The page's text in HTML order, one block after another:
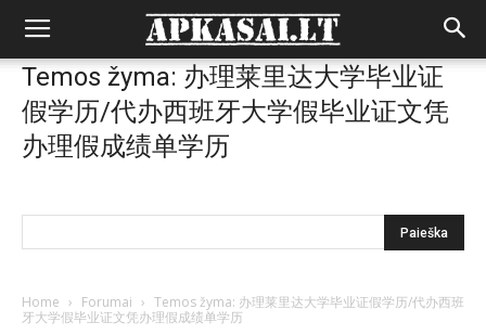
Temos žyma: 办理莱里达大学毕业证
假学历/代办西班牙大学假毕业证文凭
办理假成绩单学历
Home › Forumai › Temos žyma: 办理莱里达大学毕业证假学历/代办西班
牙大学假毕业证文凭办理假成绩单学历